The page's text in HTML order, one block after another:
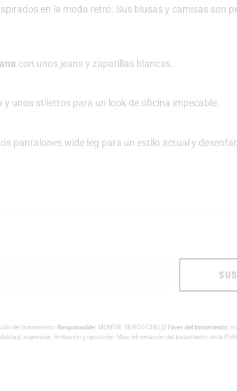
en la moda retro. Sus blusas y camisas son
con unos jeans y zapatillas blancas.
y unos stilettos para un look de oficina impecable.
pantalones wide leg para un estilo actual y
del tratamiento: Responsable: MONTSE SIERCO CHELIZ Fines del tratamiento:
supresión, limitación y oposición. Más información del tratamiento en la